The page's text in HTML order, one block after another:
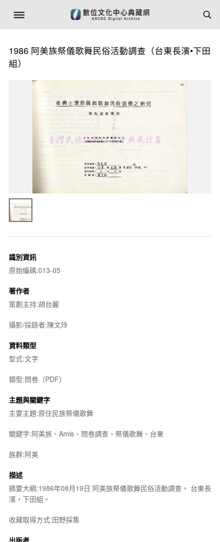
1986 阿美族祭儀歌舞民俗活動調查（台東長濱•下田
組）
識別資訊
原始編碼:013-05
著作者
策劃主持:胡台麗
攝影/採錄者:陳文玲
資料類型
型式:文字
類型:問卷（PDF）
主題與關鍵字
主要主題:原住民族祭儀歌舞
關鍵字:阿美族、Amis、問卷調查、祭儀歌舞、台東
族群:阿美
描述
摘要大綱:1986年08月19日 阿美族祭儀歌舞民俗活動調查。 台東長
濱，下田組。
收藏取得方式:田野採集
出版者